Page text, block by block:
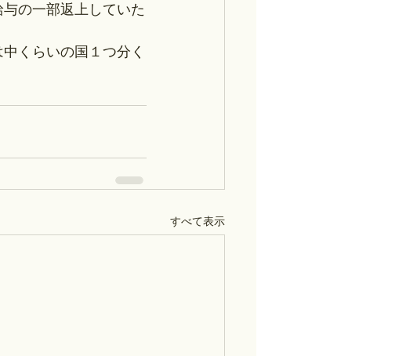
の一部返上していた
くらいの国１つ分く
すべて表示